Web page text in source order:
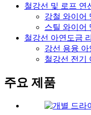
철강선 및 로프 연
강철 와이어
스틸 와이어
철강선 아연도금
강선 용융
철강선 전기
주요 제품